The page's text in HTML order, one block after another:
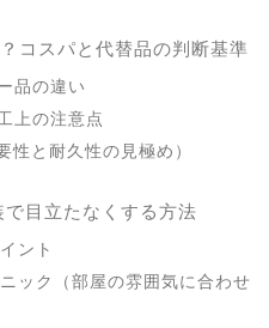
コスパと代替品の判断基準
品の違い
上の注意点
性と耐久性の見極め）
目立たなくする方法
ント
ック（部屋の雰囲気に合わせ